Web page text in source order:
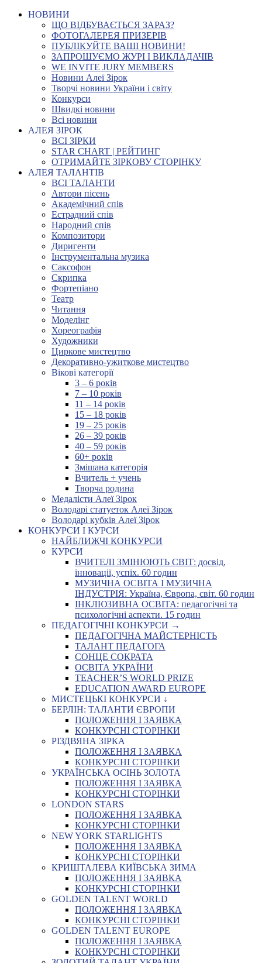
НОВИНИ
ЩО ВІДБУВАЄТЬСЯ ЗАРАЗ?
ФОТОГАЛЕРЕЯ ПРИЗЕРІВ
ПУБЛІКУЙТЕ ВАШІ НОВИНИ!
ЗАПРОШУЄМО ЖУРІ І ВИКЛАДАЧІВ
WE INVITE JURY MEMBERS
Новини Алеї Зірок
Творчі новини України і світу
Конкурси
Швидкі новини
Всі новини
АЛЕЯ ЗІРОК
ВСІ ЗІРКИ
STAR CHART | РЕЙТИНГ
ОТРИМАЙТЕ ЗІРКОВУ СТОРІНКУ
АЛЕЯ ТАЛАНТІВ
ВСІ ТАЛАНТИ
Автори пісень
Академічний спів
Естрадний спів
Народний спів
Композитори
Диригенти
Інструментальна музика
Саксофон
Скрипка
Фортепіано
Театр
Читання
Моделінг
Хореографія
Художники
Циркове мистецтво
Декоративно-ужиткове мистецтво
Вікові категорії
3 – 6 років
7 – 10 років
11 – 14 років
15 – 18 років
19 – 25 років
26 – 39 років
40 – 59 років
60+ років
Змішана категорія
Вчитель + учень
Творча родина
Медалісти Алеї Зірок
Володарі статуеток Алеї Зірок
Володарі кубків Алеї Зірок
КОНКУРСИ І КУРСИ
НАЙБЛИЖЧІ КОНКУРСИ
КУРСИ
ВЧИТЕЛІ ЗМІНЮЮТЬ СВІТ: досвід,
інновації, успіх. 60 годин
МУЗИЧНА ОСВІТА І МУЗИЧНА
ІНДУСТРІЯ: Україна, Європа, світ. 60 годин
ІНКЛЮЗИВНА ОСВІТА: педагогічні та
психологічні аспекти. 15 годин
ПЕДАГОГІЧНІ КОНКУРСИ →
ПЕДАГОГІЧНА МАЙСТЕРНІСТЬ
ТАЛАНТ ПЕДАГОГА
СОНЦЕ СОКРАТА
ОСВІТА УКРАЇНИ
TEACHER’S WORLD PRIZE
EDUCATION AWARD EUROPE
МИСТЕЦЬКІ КОНКУРСИ ↓
БЕРЛІН: ТАЛАНТИ ЄВРОПИ
ПОЛОЖЕННЯ І ЗАЯВКА
КОНКУРСНІ СТОРІНКИ
РІЗДВЯНА ЗІРКА
ПОЛОЖЕННЯ І ЗАЯВКА
КОНКУРСНІ СТОРІНКИ
УКРАЇНСЬКА ОСІНЬ ЗОЛОТА
ПОЛОЖЕННЯ І ЗАЯВКА
КОНКУРСНІ СТОРІНКИ
LONDON STARS
ПОЛОЖЕННЯ І ЗАЯВКА
КОНКУРСНІ СТОРІНКИ
NEW YORK STARLIGHTS
ПОЛОЖЕННЯ І ЗАЯВКА
КОНКУРСНІ СТОРІНКИ
КРИШТАЛЕВА КИЇВСЬКА ЗИМА
ПОЛОЖЕННЯ І ЗАЯВКА
КОНКУРСНІ СТОРІНКИ
GOLDEN TALENT WORLD
ПОЛОЖЕННЯ І ЗАЯВКА
КОНКУРСНІ СТОРІНКИ
GOLDEN TALENT EUROPE
ПОЛОЖЕННЯ І ЗАЯВКА
КОНКУРСНІ СТОРІНКИ